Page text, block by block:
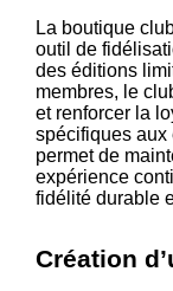
La boutique
outil de
des éditions
membres, le
et renforcer la
spécifiques aux
permet de
expérience
fidélité durable
Création